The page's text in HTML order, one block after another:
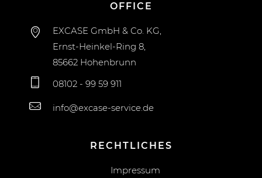
OFFICE
EXCASE GmbH & Co. KG,
Ernst-Heinkel-Ring 8,
85662 Hohenbrunn
08102 - 99 59 911
info@excase-service.de
RECHTLICHES
Impressum